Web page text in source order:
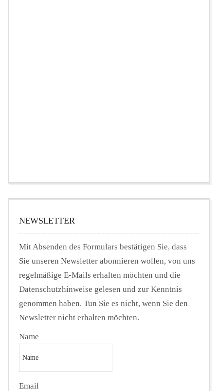
NEWSLETTER
Mit Absenden des Formulars bestätigen Sie, dass
Sie unseren Newsletter abonnieren wollen, von uns
regelmäßige E-Mails erhalten möchten und die
Datenschutzhinweise gelesen und zur Kenntnis
genommen haben. Tun Sie es nicht, wenn Sie den
Newsletter nicht erhalten möchten.
Name
Email